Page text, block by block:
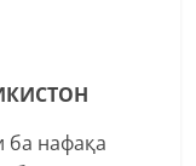
ба нафақа